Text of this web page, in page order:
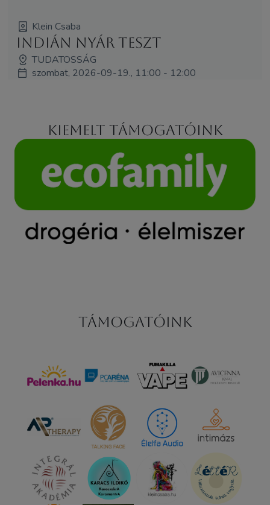
Klein Csaba
Indián nyár TESZT
TUDATOSSÁG
szombat, 2026-09-19., 11:00 - 12:00
Kiemelt támogatóink
Támogatóink